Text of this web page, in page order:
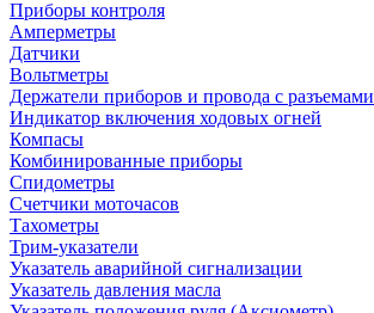
Приборы контроля
Амперметры
Датчики
Вольтметры
Держатели приборов и провода с разъемами
Индикатор включения ходовых огней
Компасы
Комбинированные приборы
Спидометры
Счетчики моточасов
Тахометры
Трим-указатели
Указатель аварийной сигнализации
Указатель давления масла